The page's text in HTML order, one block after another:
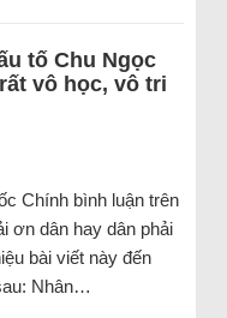
tố Chu Ngọc
vô học, vô tri
Chính bình luận trên
ơn dân hay dân phải
bài viết này đến
Nhân…